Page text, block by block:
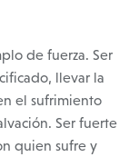
de fuerza. Ser
llevar la
el sufrimiento
Ser fuerte
quien sufre y